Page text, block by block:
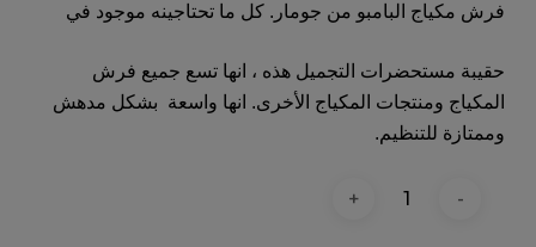
فرش مكياج البامبو من جومار. كل ما تحتاجينه موجود في
حقيبة مستحضرات التجميل هذه ، انها تسع جميع فرش
المكياج ومنتجات المكياج الأخرى. انها واسعة بشكل مدهش
وممتازة للتنظيم.